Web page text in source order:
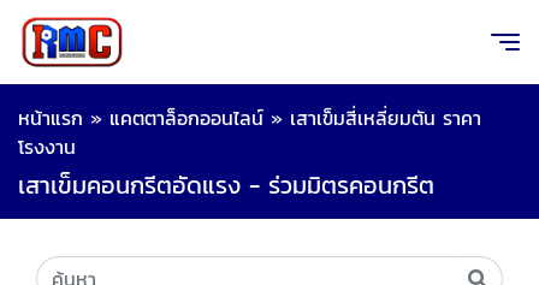
หน้าแรก » แคตตาล็อกออนไลน์ » เสาเข็มสี่เหลี่ยมตัน ราคา
โรงงาน
เสาเข็มคอนกรีตอัดแรง - ร่วมมิตรคอนกรีต